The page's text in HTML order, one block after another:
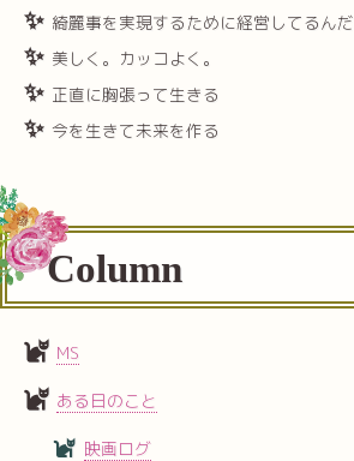
綺麗事を実現するために経営してるんだ
美しく。カッコよく。
正直に胸張って生きる
今を生きて未来を作る
Column
MS
ある日のこと
映画ログ